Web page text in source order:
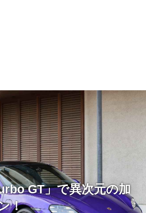
GT」で異次元の加
！